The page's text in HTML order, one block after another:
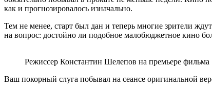
как и прогнозировалось изначально.
Тем не менее, старт был дан и теперь многие зрители
на вопрос: достойно ли подобное малобюджетное кино
Режиссер Константин Шелепов на премьере фильма
Ваш покорный слуга побывал на сеансе оригинальной